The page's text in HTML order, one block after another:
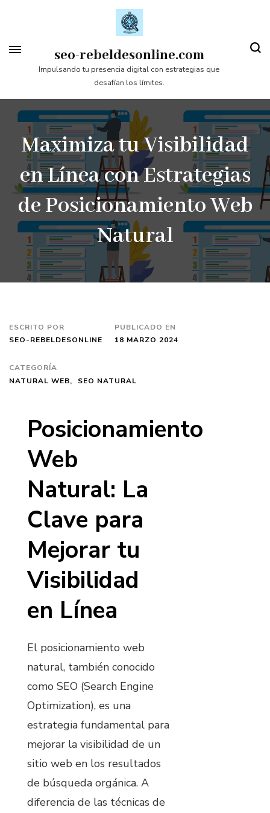
contenido
(presiona
Intro)
seo-rebeldesonline.com
Impulsando tu presencia digital con estrategias que
desafían los límites.
Maximiza tu Visibilidad
en Línea con Estrategias
de Posicionamiento Web
Natural
ESCRITO POR
SEO-REBELDESONLINE
PUBLICADO EN
18 MARZO 2024
CATEGORÍA
NATURAL WEB
SEO NATURAL
Posicionamiento
Web
Natural: La
Clave para
Mejorar tu
Visibilidad
en Línea
El posicionamiento web
natural, también conocido
como SEO (Search Engine
Optimization), es una
estrategia fundamental para
mejorar la visibilidad de un
sitio web en los resultados
de búsqueda orgánica. A
diferencia de las técnicas de